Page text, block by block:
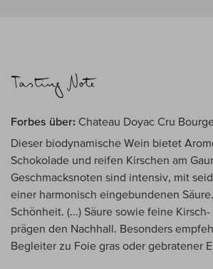
Forbes über: Chateau Doyac Cru
Dieser biodynamische Wein bietet
Schokolade und reifen Kirschen am
Geschmacksnoten sind intensiv, mit
einer harmonisch eingebundenen
Schönheit. (...) Säure sowie feine
prägen den Nachhall. Besonders
Begleiter zu Foie gras oder gebratener